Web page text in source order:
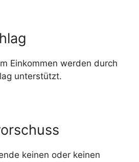
Einkommen werden durch
unterstützt.
keinen oder keinen